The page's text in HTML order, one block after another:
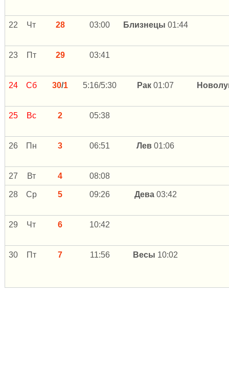
22 Чт 28 03:00 Близнецы 01:44
23 Пт 29 03:41
24 Сб 30/1 5:16/5:30 Рак 01:07
25 Вс 2 05:38
26 Пн 3 06:51 Лев 01:06
27 Вт 4 08:08
28 Ср 5 09:26 Дева03:42
29 Чт 6 10:42
30 Пт 7 11:56 Весы 10:02